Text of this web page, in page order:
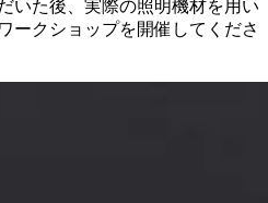
いた後、実際の照明機材を用い
ークショップを開催してくださ